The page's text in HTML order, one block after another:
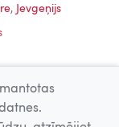
, Jevgeņijs